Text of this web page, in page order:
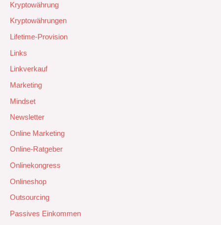
Kryptowährung
Kryptowährungen
Lifetime-Provision
Links
Linkverkauf
Marketing
Mindset
Newsletter
Online Marketing
Online-Ratgeber
Onlinekongress
Onlineshop
Outsourcing
Passives Einkommen